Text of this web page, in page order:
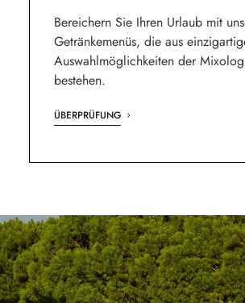
Bereichern Sie Ihren Urlaub mit
Getränkemenüs, die aus
Auswahlmöglichkeiten der
bestehen.
ÜBERPRÜFUNG